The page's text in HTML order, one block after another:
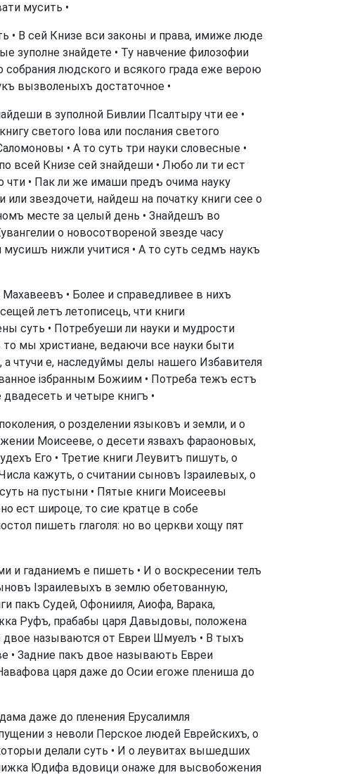
мусить •
• В сей Книзе вси законы и права, имиже люде
зуполне знайдете • Ту навчение филозофии
собрания людского и всякого града еже верою
вызволеныхъ достаточное •
в зуполной Бивлии Псалтыру чти ее •
светого Іова или послания светого
• А то суть три науки словесные •
всей Книзе сей знайдеши • Любо ли ти ест
• Пак ли же имаши предъ очима науку
звездочети, найдеш на початку книги сее о
месте за целый день • Знайдешъ во
о новосотвореной звезде часу
нижли учитися • А то суть седмъ наукъ
• Более и справедливее в нихъ
летъ летописець, чти книги
суть • Потребуеши ли науки и мудрости
то мы христиане, ведаючи все науки быти
чтучи е, наследуймы делы нашего Избавителя
ізбранным Божиим • Потреба тежъ естъ
и четыре книгъ •
о розделении языковъ и земли, и о
Моисееве, о десети язвахъ фараоновых,
Его • Третие книги Леувитъ пишуть, о
кажуть, о считании сыновъ Ізраилевых, о
на пустыни • Пятые книги Моисеевы
ест широце, то сие кратце в собе
пишеть глаголя: но во церкви хощу пят
и гаданиемъ е пишеть • И о воскресении телъ
Ізраилевыхъ в землю обетованную,
пакъ Судей, Офонииля, Аиофа, Варака,
Руфъ, прабабы царя Давыдовы, положена
двое называются от Евреи Шмуелъ • В тыхъ
• Задние пакъ двое называють Евреи
царя даже до Осии егоже плениша до
даже до пленения Ерусалимля
з неволи Перское людей Еврейскихъ, о
делали суть • И о леувитах вышедших
Юдифа вдовици онаже для высвобожения